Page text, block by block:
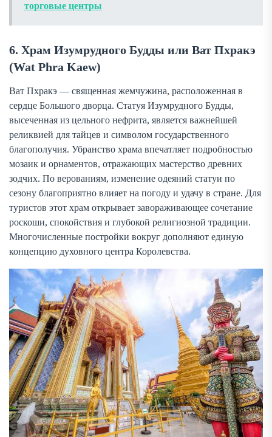
торговые центры
6. Храм Изумрудного Будды или Ват Пхракэ
(Wat Phra Kaew)
Ват Пхракэ — священная жемчужина, расположенная в
сердце Большого дворца. Статуя Изумрудного Будды,
высеченная из цельного нефрита, является важнейшей
реликвией для тайцев и символом государственного
благополучия. Убранство храма впечатляет подробностью
мозаик и орнаментов, отражающих мастерство древних
зодчих. По верованиям, изменение одеяний статуи по
сезону благоприятно влияет на погоду и удачу в стране. Для
туристов этот храм открывает завораживающее сочетание
роскоши, спокойствия и глубокой религиозной традиции.
Многочисленные постройки вокруг дополняют единую
концепцию духовного центра Королевства.